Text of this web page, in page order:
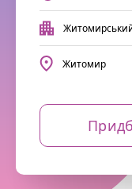
Житомир